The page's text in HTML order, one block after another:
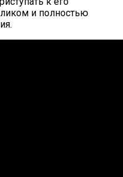
и полностью